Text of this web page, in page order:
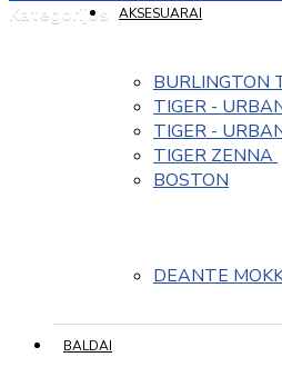
Kategorijos AKSESUARAI
BURLINGTON
TIGER -
TIGER -
TIGER ZENNA
BOSTON
DEANTE
BALDAI